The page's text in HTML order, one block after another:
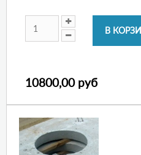
10800,00 руб